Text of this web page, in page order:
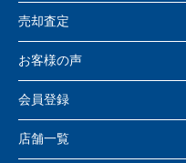
売却査定
お客様の声
会員登録
店舗一覧